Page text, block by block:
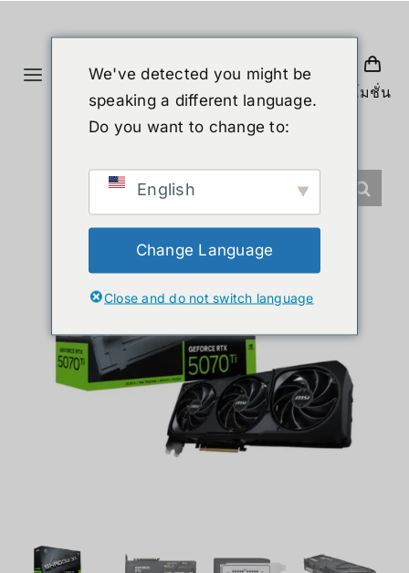
Toggle
Navigation
ヒューマノイド
ニュース
サービス
会社概要
โปรโมชั่น
We've detected you might be
speaking a different language.
Do you want to change to:
English
Change Language
Close and do not switch language